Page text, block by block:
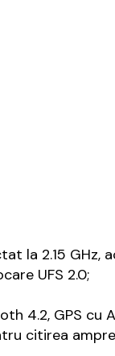
la 2.15 GHz,
UFS 2.0;
4.2, GPS cu
citirea